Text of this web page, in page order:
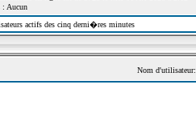
Aucun
actifs des cinq derni�res minutes
Nom d'utilisateur: